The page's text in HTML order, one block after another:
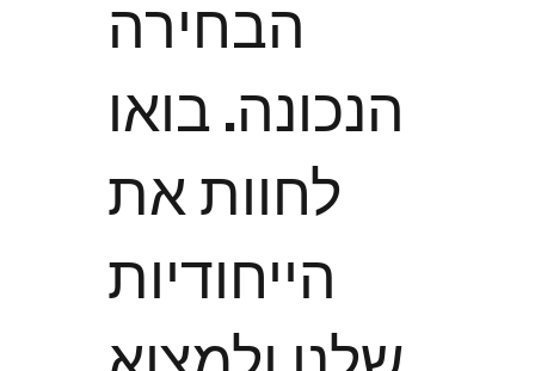
הבחירה
הנכונה. בואו
לחוות את
הייחודיות